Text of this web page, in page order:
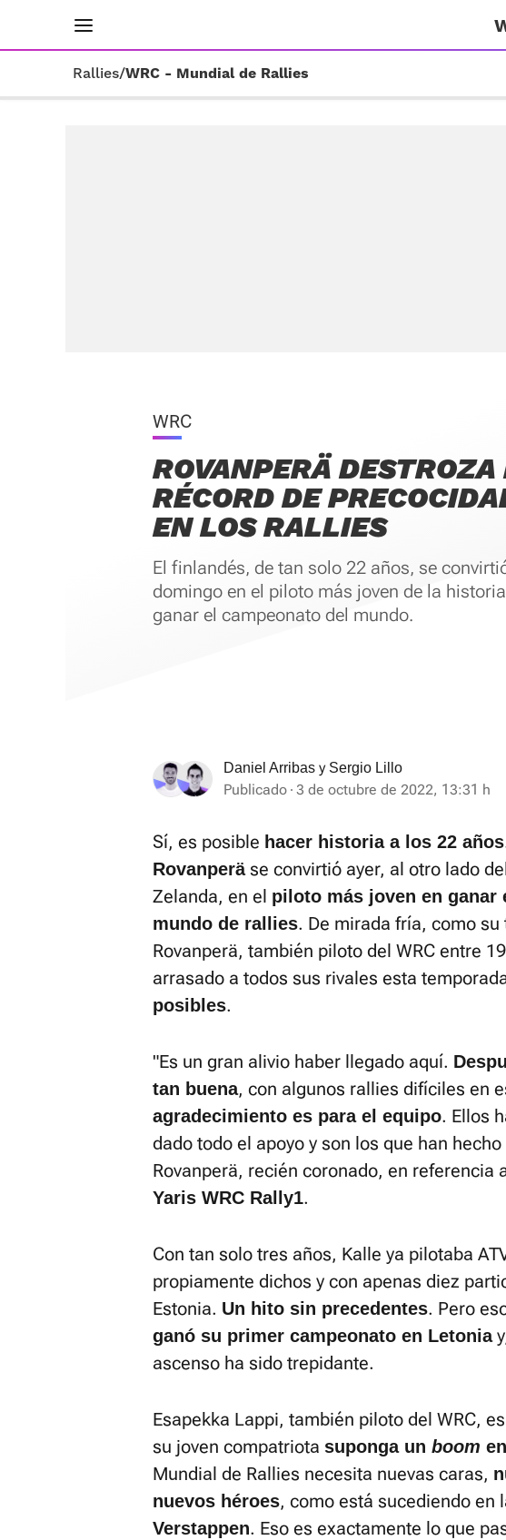
Rallies/WRC - Mundial de Rallies
WRC
ROVANPERÄ DESTROZA
RÉCORD DE
EN LOS RALLIES
El finlandés, de tan solo 22 años, se
domingo en el piloto más joven de la
ganar el campeonato del mundo.
Daniel Arribas y Sergio Lillo
Publicado 3 de octubre de 2022, 13:31 h
Sí, es posible hacer historia a los 22 años
Rovanperäse convirtió ayer, al otro lado
Zelanda, en el piloto más joven en ganar
mundo de rallies. De mirada fría, como
Rovanperä, también piloto del WRC entre
arrasado a todos sus rivales esta
posibles.
"Es un gran alivio haber llegado aquí.
tan buena, con algunos rallies difíciles en
agradecimiento es para el equipo. Ellos
dado todo el apoyo y son los que han
Rovanperä, recién coronado, en referencia
Yaris WRC Rally1.
Con tan solo tres años, Kalle ya pilotaba
propiamente dichos y con apenas diez
Estonia. Un hito sin precedentes. Pero
ganó su primer campeonato en Letonia
ascenso ha sido trepidante.
Esapekka Lappi, también piloto del WRC,
su joven compatriota suponga un boom
Mundial de Rallies necesita nuevas caras,
nuevos héroes, como está sucediendo en
Verstappen. Eso es exactamente lo que